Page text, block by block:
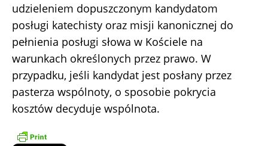
udzieleniem dopuszczonym kandydatom
posługi katechisty oraz misji kanonicznej do
pełnienia posługi słowa w Kościele na
warunkach określonych przez prawo. W
przypadku, jeśli kandydat jest posłany przez
pasterza wspólnoty, o sposobie pokrycia
kosztów decyduje wspólnota.